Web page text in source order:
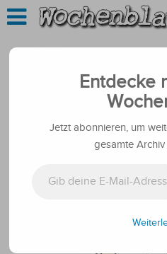
Entdecke
Jetzt abonnieren, um
gesamte